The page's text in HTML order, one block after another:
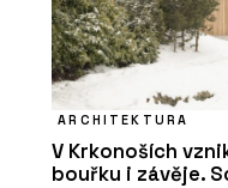
ARCHITEKTURA
V Krkonoších
bouřku i závěje.